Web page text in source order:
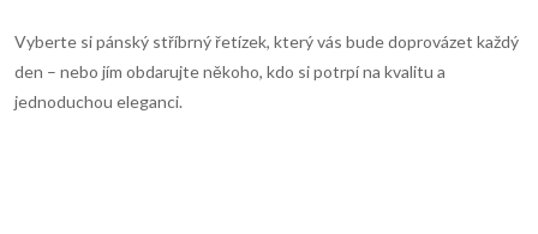
u
Vyberte si pánský stříbrný řetízek, který vás bude doprovázet každý
den – nebo jím obdarujte někoho, kdo si potrpí na kvalitu a
jednoduchou eleganci.